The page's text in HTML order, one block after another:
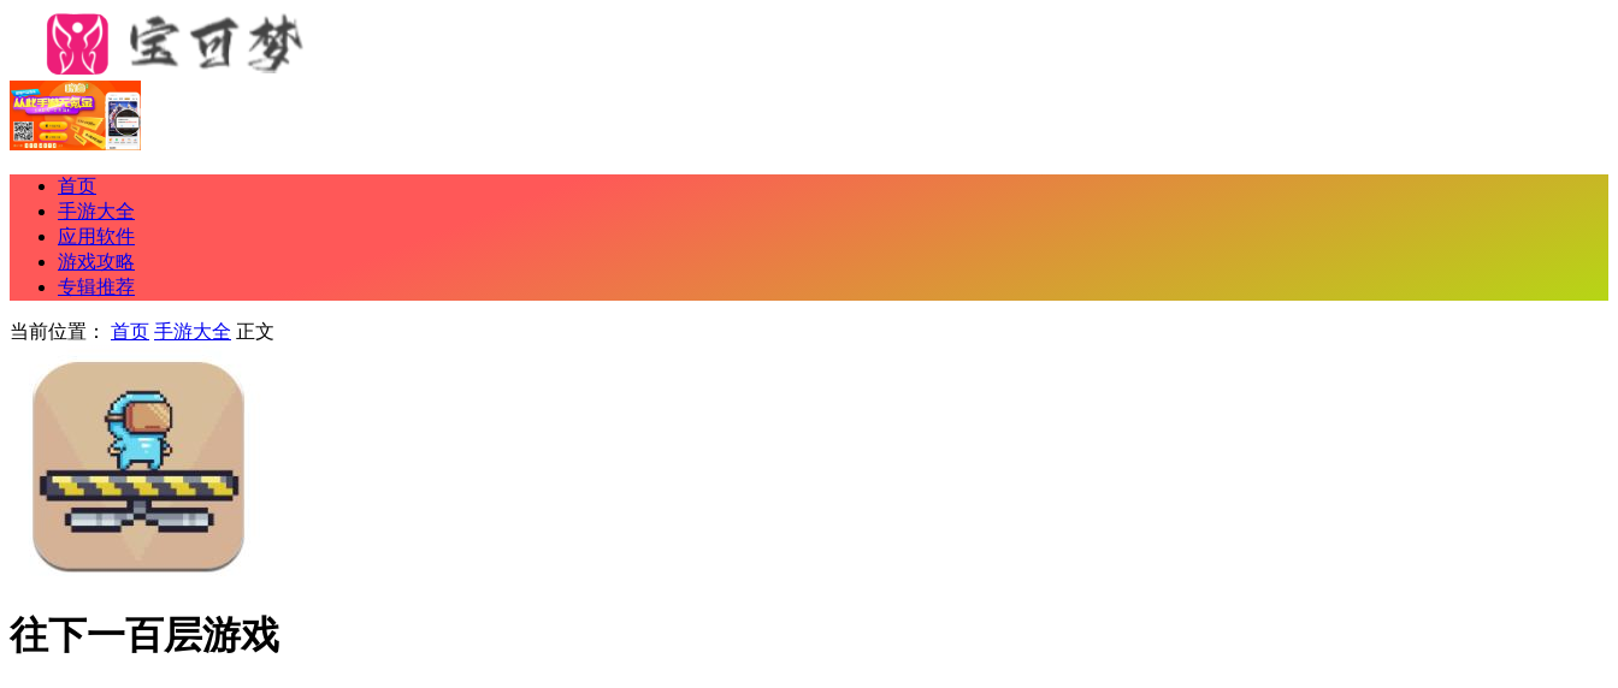
首页
手游大全
应用软件
游戏攻略
专辑推荐
当前位置： 首页 手游大全 正文
往下一百层游戏